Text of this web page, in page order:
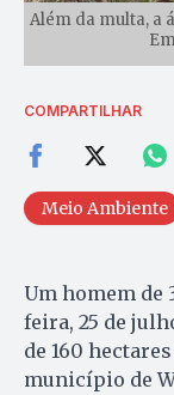
Além da multa, a
COMPARTILHAR
Meio Ambiente
Um homem de
feira, 25 de
de 160
município de